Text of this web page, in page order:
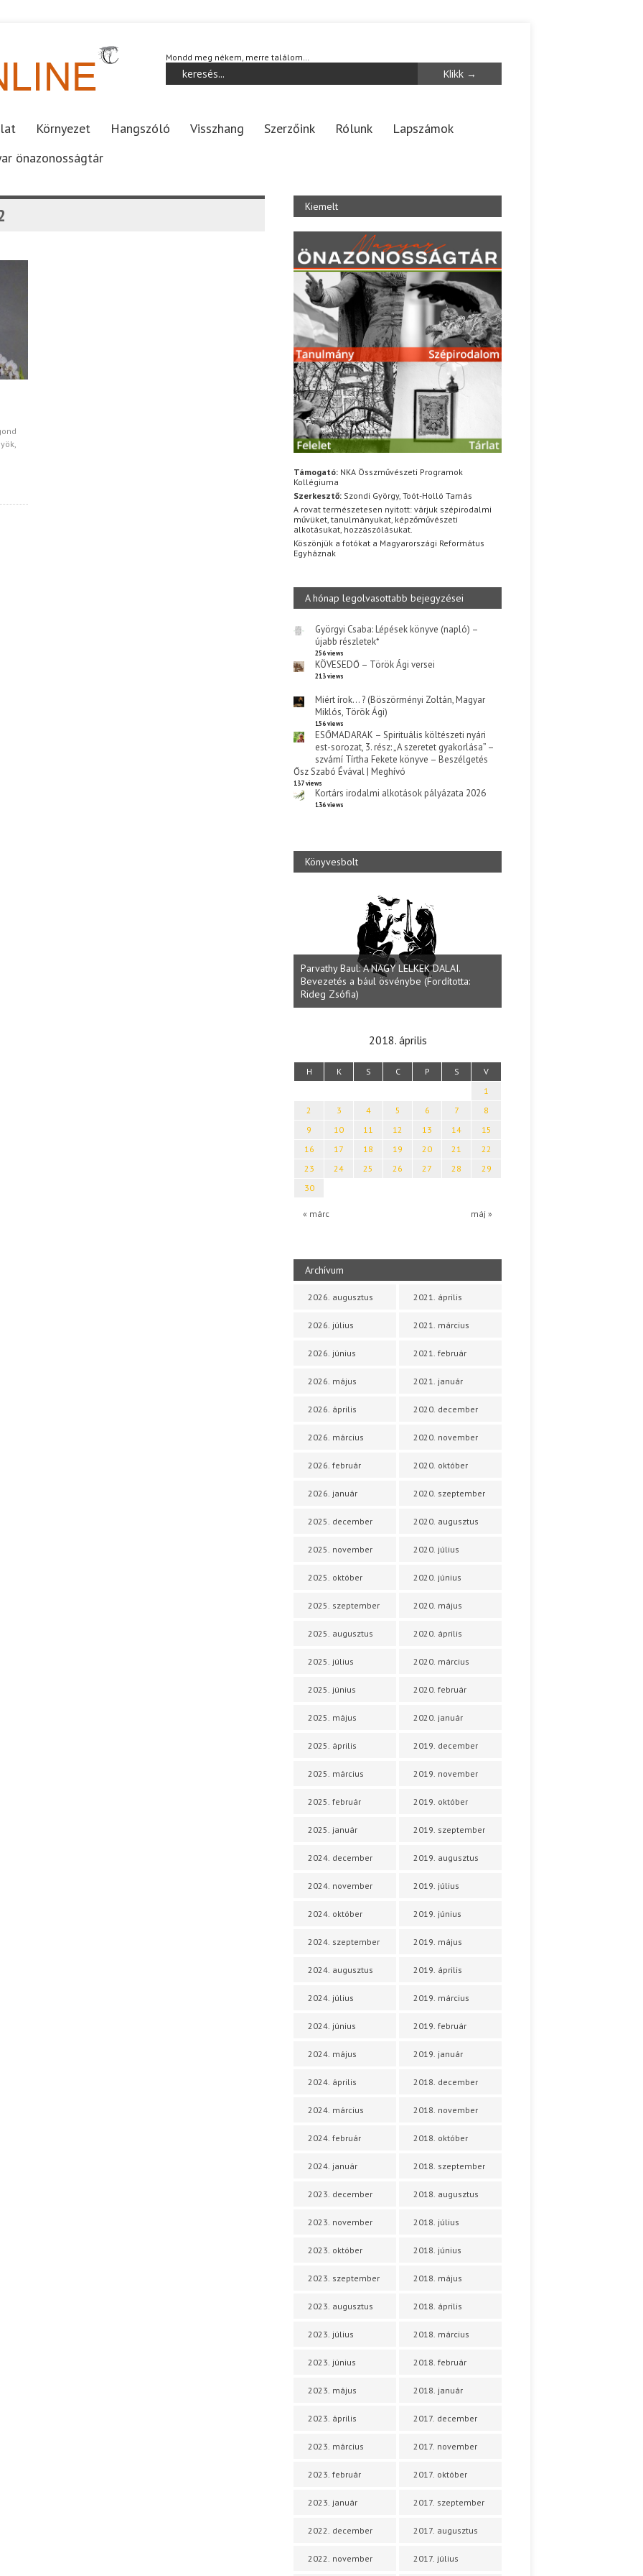
Mondd meg nékem, merre találom…
Környezet Hangszóló Visszhang Szerzőink Rólunk
Lapszámok
önazonosságtár
Kiemelt
Támogató: NKA Összművészeti Programok
Kollégiuma
Szerkesztő: Szondi György, Toót-Holló Tamás
A rovat természetesen nyitott: várjuk szépirodalmi
művüket, tanulmányukat, képzőművészeti
alkotásukat, hozzászólásukat.
Köszönjük a fotókat a Magyarországi Református
Egyháznak
A hónap legolvasottabb bejegyzései
Györgyi Csaba: Lépések könyve (napló) –
újabb részletek*
256 views
KÖVESEDŐ – Török Ági versei
213 views
Miért írok… ? (Böszörményi Zoltán, Magyar
Miklós, Török Ági)
156 views
ESŐMADARAK – Spirituális költészeti nyári
est-sorozat, 3. rész: „A szeretet gyakorlása” –
szvámí Tírtha Fekete könyve – Beszélgetés
Ősz Szabó Évával | Meghívó
137 views
Kortárs irodalmi alkotások pályázata 2026
136 views
Könyvesbolt
Parvathy Baul: A NAGY LELKEK DALAI.
Bevezetés a bául ösvénybe (Fordította:
Rideg Zsófia)
2018. április
H K S C P S V
« márc máj »
1
2
3 4 5 6 7
8
9
10 11 12 13 14
15
16
17 18 19 20 21
22
23
24 25 26 27 28
29
30
Archívum
2026. augusztus
2026. július
2026. június
2026. május
2026. április
2026. március
2026. február
2026. január
2025. december
2025. november
2025. október
2025. szeptember
2025. augusztus
2025. július
2025. június
2025. május
2025. április
2025. március
2025. február
2025. január
2024. december
2024. november
2024. október
2024. szeptember
2024. augusztus
2024. július
2024. június
2024. május
2024. április
2024. március
2024. február
2024. január
2023. december
2023. november
2023. október
2023. szeptember
2023. augusztus
2023. július
2023. június
2023. május
2023. április
2023. március
2023. február
2023. január
2022. december
2022. november
2021. április
2021. március
2021. február
2021. január
2020. december
2020. november
2020. október
2020. szeptember
2020. augusztus
2020. július
2020. június
2020. május
2020. április
2020. március
2020. február
2020. január
2019. december
2019. november
2019. október
2019. szeptember
2019. augusztus
2019. július
2019. június
2019. május
2019. április
2019. március
2019. február
2019. január
2018. december
2018. november
2018. október
2018. szeptember
2018. augusztus
2018. július
2018. június
2018. május
2018. április
2018. március
2018. február
2018. január
2017. december
2017. november
2017. október
2017. szeptember
2017. augusztus
2017. július